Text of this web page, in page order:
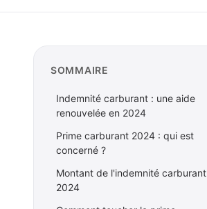
SOMMAIRE
Indemnité carburant : une aide
renouvelée en 2024
Prime carburant 2024 : qui est
concerné ?
Montant de l'indemnité carburant
2024